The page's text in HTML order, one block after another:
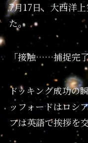
7月17日、大西洋
た。
「接触……捕捉完
ドッキング成功の
ッフォードはロシ
フは英語で挨拶を